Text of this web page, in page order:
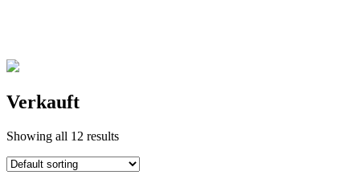
Verkauft
Showing all 12 results